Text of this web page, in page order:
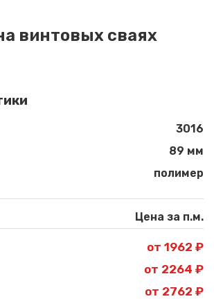
винтовых сваях
3016
89 мм
полимер
Цена за п.м.
от 1962 ₽
от 2264 ₽
от 2762 ₽